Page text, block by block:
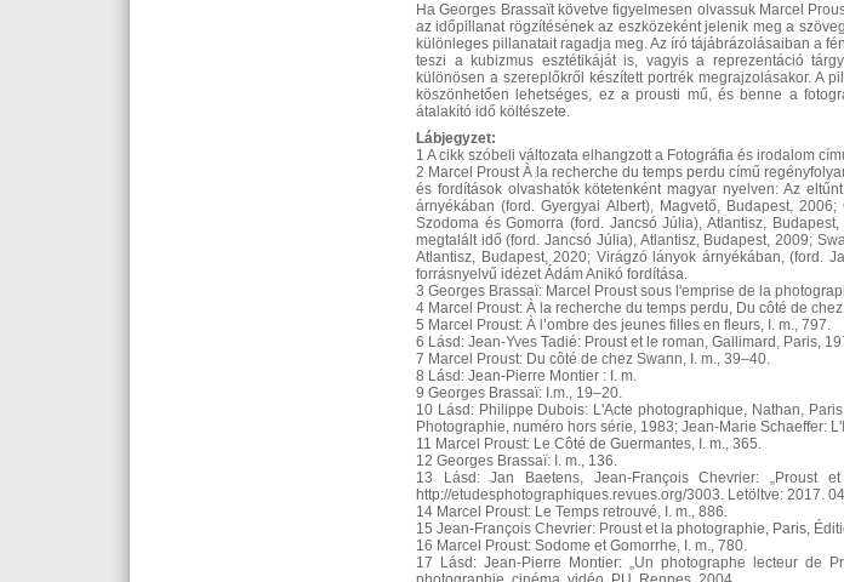
Ha Georges Brassaït követve figyelmesen olvassuk Marcel
az időpillanat rögzítésének az eszközeként jelenik meg a
különleges pillanatait ragadja meg. Az író tájábrázolásaiban a
teszi a kubizmus esztétikáját is, vagyis a reprezentáció
különösen a szereplőkről készített portrék megrajzolásakor. A
köszönhetően lehetséges, ez a prousti mű, és benne a
átalakító idő költészete.
Lábjegyzet:
1 A cikk szóbeli változata elhangzott a Fotográfia és irodalom
2 Marcel Proust À la recherche du temps perdu című
és fordítások olvashatók kötetenként magyar nyelven: Az
árnyékában (ford. Gyergyai Albert), Magvető, Budapest,
Szodoma és Gomorra (ford. Jancsó Júlia), Atlantisz,
megtalált idő (ford. Jancsó Júlia), Atlantisz, Budapest, 2009;
Atlantisz, Budapest, 2020; Virágzó lányok árnyékában, (ford.
forrásnyelvű idézet Ádám Anikó fordítása.
3 Georges Brassaï: Marcel Proust sous l'emprise de la
4 Marcel Proust: À la recherche du temps perdu, Du côté de
5 Marcel Proust: À l’ombre des jeunes filles en fleurs, I. m., 797.
6 Lásd: Jean-Yves Tadié: Proust et le roman, Gallimard, Paris,
7 Marcel Proust: Du côté de chez Swann, I. m., 39–40.
8 Lásd: Jean-Pierre Montier : I. m.
9 Georges Brassaï: I.m., 19–20.
10 Lásd: Philippe Dubois: L'Acte photographique, Nathan,
Photographie, numéro hors série, 1983; Jean-Marie Schaeffer:
11 Marcel Proust: Le Côté de Guermantes, I. m., 365.
12 Georges Brassaï: I. m., 136.
13 Lásd: Jan Baetens, Jean-François Chevrier: „Proust
http://etudesphotographiques.revues.org/3003. Letöltve: 2017.
14 Marcel Proust: Le Temps retrouvé, I. m., 886.
15 Jean-François Chevrier: Proust et la photographie, Paris,
16 Marcel Proust: Sodome et Gomorrhe, I. m., 780.
17 Lásd: Jean-Pierre Montier: „Un photographe lecteur de